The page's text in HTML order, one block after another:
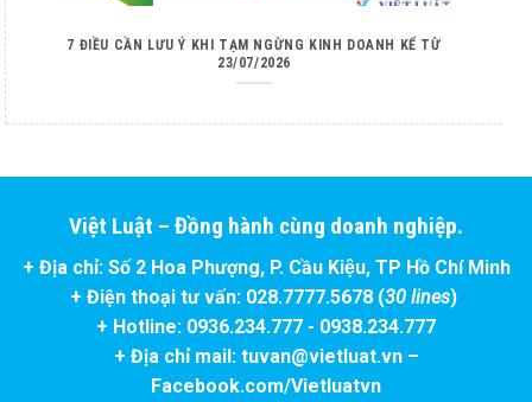
7 ĐIỀU CẦN LƯU Ý KHI TẠM NGỪNG KINH DOANH KỂ TỪ
23/07/2026
Việt Luật – Đồng hành cùng doanh nghiệp.
+ Địa chỉ: Số 2 Hoa Phượng, P. Cầu Kiệu, TP Hồ Chí Minh
+ Điện thoại tư vấn: 028.7777.5678 (30 lines)
+ Hotline: 0936.234.777 - 0938.234.777
+ Địa chỉ mail: tuvan@vietluat.vn –
Facebook.com/Vietluatvn